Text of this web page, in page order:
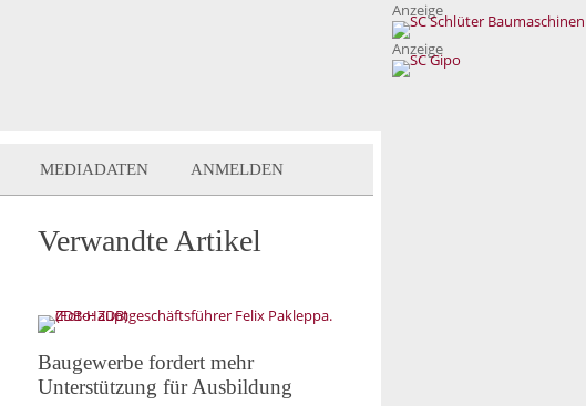
Anzeige
Anzeige
MEDIADATEN ANMELDEN
Verwandte Artikel
Baugewerbe fordert mehr
Unterstützung für Ausbildung